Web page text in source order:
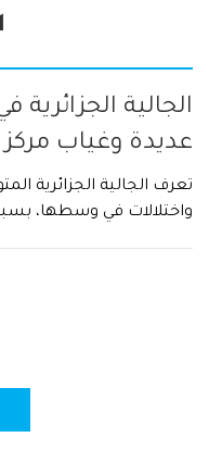
الجالية
عديدة وغياب مركز
تعرف الجالية الجزائرية
واختلالات في وسطها،